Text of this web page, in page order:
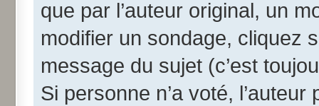
que par l’auteur original, un
modifier un sondage, cliquez
message du sujet (c’est
Si personne n’a voté,